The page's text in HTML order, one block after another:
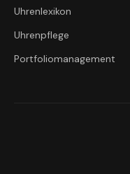
Uhrenlexikon
Uhrenpflege
Portfoliomanagement